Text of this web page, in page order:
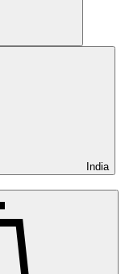
India